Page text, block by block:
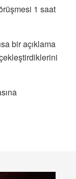
1 saat
bir açıklama